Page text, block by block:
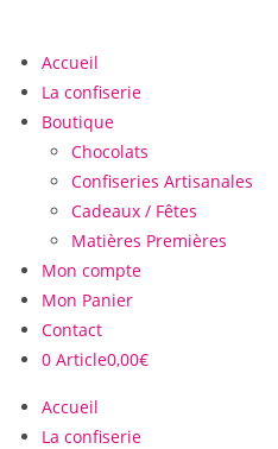
Accueil
La confiserie
Boutique
Chocolats
Confiseries Artisanales
Cadeaux / Fêtes
Matières Premières
Mon compte
Mon Panier
Contact
0 Article0,00€
Accueil
La confiserie